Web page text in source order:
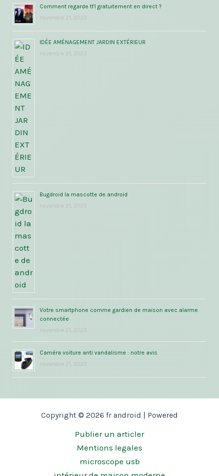
Comment regarde tf1 gratuitement en direct ?
novembre 21, 2023
IDÉE AMÉNAGEMENT JARDIN EXTÉRIEUR
novembre 21, 2023
Bugdroid la mascotte de android
novembre 21, 2023
Votre smartphone comme gardien de maison avec alarme
connectée
novembre 21, 2023
Caméra voiture anti vandalisme : notre avis
novembre 21, 2023
Copyright © 2026 fr android | Powered
Publier un articler
Mentions legales
microscope usb